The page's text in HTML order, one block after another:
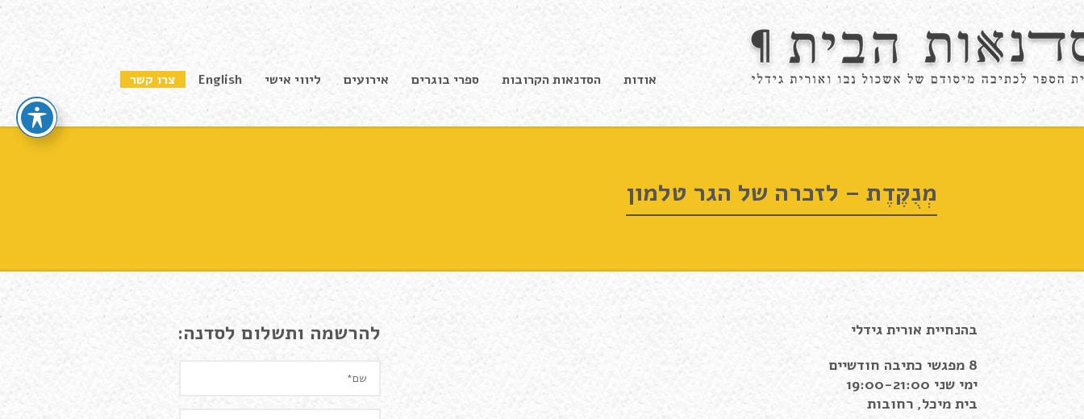
אודות הסדנאות הקרובות ספרי בוגרים אירועים ליווי אישי English צרו קשר
מְנֻקֶּדֶת – לזכרה של הגר טלמון
בהנחיית אורית גידלי
8 מפגשי כתיבה חודשיים
ימי שני 19:00-21:00
בית מיכל, רחובות
להרשמה ותשלום לסדנה: